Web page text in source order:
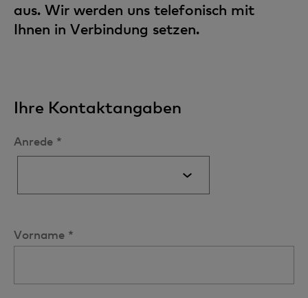
aus. Wir werden uns telefonisch mit
Ihnen in Verbindung setzen.
Ihre Kontaktangaben
Anrede *
Vorname *